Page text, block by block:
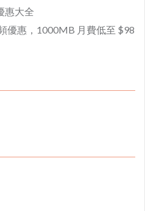
惠大全
優惠，1000MB 月費低至 $98